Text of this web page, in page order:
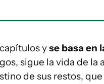
yse basa en
sigue la vida de
de sus restos,